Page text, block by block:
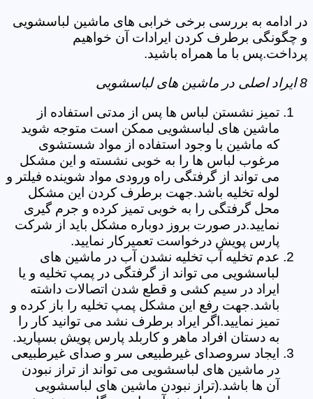
در ادامه به بررسی برخی خرابی های ماشین لباسشویی
و چگونگی برطرف کردن ایرادات آن خواهیم
پرداخت.پس با ما همراه باشید.
8 ایراد اصلی در ماشین های لباسشویی
تمیز نشستن لباس ها پس از مدتی استفاده از
ماشین های لباسشویی ممکن است متوجه شوید
که ماشین با وجود استفاده از مواد شستشوی
مرغوب لباس ها را به خوبی نشسته و این مشکل
می تواند از گرفتگی راه ورودی مواد شوینده فیلتر و
لوله تخلیه باشد.جهت برطرف کردن این مشکل
محل گرفتگی را به خوبی تمیز کرده و جرم گیری
نمایید.در صورت بروز دوباره مشکل باید از شرکت
پارس پویش درخواست تعمیرکار نمایید.
عدم تخلیه آب تخلیه نشدن آب در ماشین های
لباسشویی می تواند از گرفتگی در پمپ تخلیه و یا
ایراد در سیم کشی و قطع شدن اتصالات داشته
باشد.جهت رفع این مشکل پمپ تخلیه را باز کرده و
تمیز نمایید.اگر ایراد برطرف نشد می توانید کار را
به دستان افراد ماهر و کاربلد پارس پویش بسپارید.
ایجاد سروصدای غیرطبیعی سر و صدای غیرطبیعی
در ماشین های لباسشویی می تواند از تراز نبودن
آن ها باشد.(تراز نبودن ماشین های لباسشویی